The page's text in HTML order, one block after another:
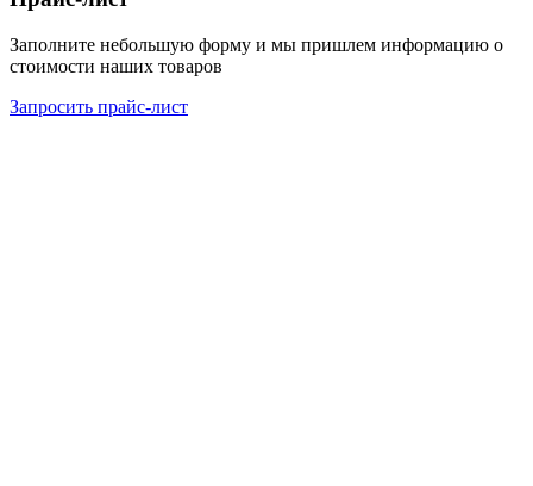
Заполните небольшую форму и мы пришлем информацию о
стоимости наших товаров
Запросить прайс-лист